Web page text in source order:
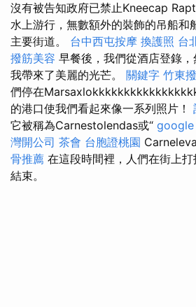
沒有被告知政府已禁止Kneecap
水上游行，無數額外的裝飾的吊船和
主要街道。 台中西屯按摩 換護照 台
撥筋美容 早餐後，我們從酒店登錄
我帶來了美麗的光芒。 關鍵字 竹東
們停在
的港口使我們看起來像一系列照片！
它被稱為Carnestolendas或“ google
灣開公司 茶會 台胞證桃園
骨推薦 在這段時間裡，人們在街上
結束。